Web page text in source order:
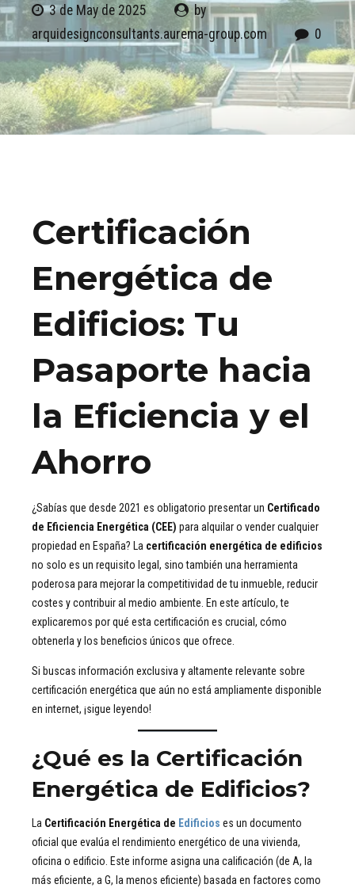
3 de May de 2025
by
arquidesignconsultants.aurema-group.com
0
Certificación
Energética de
Edificios: Tu
Pasaporte hacia
la Eficiencia y el
Ahorro
¿Sabías que desde 2021 es obligatorio presentar un Certificado
de Eficiencia Energética (CEE) para alquilar o vender cualquier
propiedad en España? La certificación energética de edificios
no solo es un requisito legal, sino también una herramienta
poderosa para mejorar la competitividad de tu inmueble, reducir
costes y contribuir al medio ambiente. En este artículo, te
explicaremos por qué esta certificación es crucial, cómo
obtenerla y los beneficios únicos que ofrece.
Si buscas información exclusiva y altamente relevante sobre
certificación energética que aún no está ampliamente disponible
en internet, ¡sigue leyendo!
¿Qué es la Certificación
Energética de Edificios?
La Certificación Energética de Edificios es un documento
oficial que evalúa el rendimiento energético de una vivienda,
oficina o edificio. Este informe asigna una calificación (de A, la
más eficiente, a G, la menos eficiente) basada en factores como